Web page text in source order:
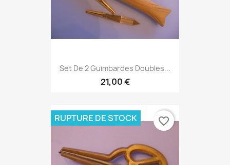
Set De 2 Guimbardes Doubles...
21,00 €
RUPTURE DE STOCK favorite_border